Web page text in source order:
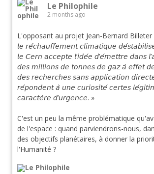
Le Philophile
2 months ago
L'opposant au projet Jean-Bernard Billeter
𝘭𝘦 𝘳𝘦́𝘤𝘩𝘢𝘶𝘧𝘧𝘦𝘮𝘦𝘯𝘵 𝘤𝘭𝘪𝘮𝘢𝘵𝘪𝘲𝘶𝘦
𝘭𝘦 𝘊𝘦𝘳𝘯 𝘢𝘤𝘤𝘦𝘱𝘵𝘦 𝘭’𝘪𝘥𝘦́𝘦 𝘥’𝘦́𝘮𝘦𝘵𝘵𝘳𝘦 𝘥𝘢𝘯𝘴
𝘥𝘦𝘴 𝘮𝘪𝘭𝘭𝘪𝘰𝘯𝘴 𝘥𝘦 𝘵𝘰𝘯𝘯𝘦𝘴 𝘥𝘦 𝘨𝘢𝘻 𝘢̀ 𝘦𝘧𝘧𝘦𝘵
𝘥𝘦𝘴 𝘳𝘦𝘤𝘩𝘦𝘳𝘤𝘩𝘦𝘴 𝘴𝘢𝘯𝘴 𝘢𝘱𝘱𝘭𝘪𝘤𝘢𝘵𝘪𝘰𝘯
𝘳𝘦́𝘱𝘰𝘯𝘥𝘦𝘯𝘵 𝘢̀ 𝘶𝘯𝘦 𝘤𝘶𝘳𝘪𝘰𝘴𝘪𝘵𝘦́ 𝘤𝘦𝘳𝘵𝘦𝘴
𝘤𝘢𝘳𝘢𝘤𝘵𝘦̀𝘳𝘦 𝘥’𝘶𝘳𝘨𝘦𝘯𝘤𝘦. »
C'est un peu la même problématique
de l'espace : quand parviendrons-nous,
des objectifs planétaires, à donner la
l'Humanité ?